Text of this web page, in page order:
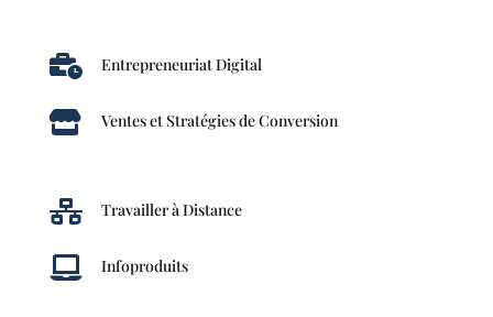
 Entrepreneuriat Digital
 Ventes et Stratégies de Conversion
 Travailler à Distance
 Infoproduits